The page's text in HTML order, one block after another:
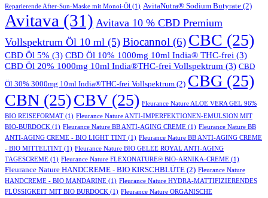
Reparierende After-Sun-Maske mit Monoi-Öl (1) AvitaNutra® Sodium Butyrate (2)
Avitava (31) Avitava 10 % CBD Premium
Vollspektrum Öl 10 ml (5) Biocannol (6) CBC (25)
CBD Öl 5% (3) CBD Öl 10% 1000mg 10ml India® THC-frei (3)
CBD Öl 20% 1000mg 10ml India®THC-frei Vollspektrum (3) CBD
Öl 30% 3000mg 10ml India®THC-frei Vollspektrum (2) CBG (25)
CBN (25)CBV(25) Fleurance Nature ALOE VERA GEL 96%
BIO REISEFORMAT (1) Fleurance Nature ANTI-IMPERFEKTIONEN-EMULSION MIT
BIO-BURDOCK (1) Fleurance Nature BB ANTI-AGING CREME (1) Fleurance Nature BB
ANTI-AGING CREME - BIO LIGHT TINT (1) Fleurance Nature BB ANTI-AGING CREME
- BIO MITTELTINT (1) Fleurance Nature BIO GELEE ROYAL ANTI-AGING
TAGESCREME (1) Fleurance Nature FLEXONATURE® BIO-ARNIKA-CREME (1)
Fleurance Nature HANDCREME - BIO KIRSCHBLÜTE (2) Fleurance Nature
HANDCREME - BIO MANDARINE (1) Fleurance Nature HYDRA-MATTIFIZIERENDES
FLÜSSIGKEIT MIT BIO BURDOCK (1) Fleurance Nature ORGANISCHE